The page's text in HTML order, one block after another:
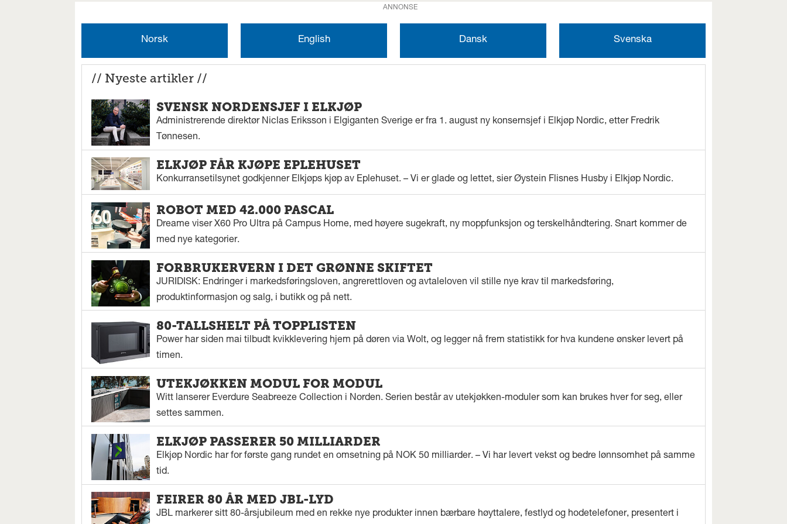
ANNONSE
Norsk English Dansk Svenska
// Nyeste artikler //
SVENSK NORDENSJEF I ELKJØP
Administrerende direktør Niclas Eriksson i Elgiganten Sverige er fra 1. august ny konsernsjef i Elkjøp Nordic, etter Fredrik
Tønnesen.
ELKJØP FÅR KJØPE EPLEHUSET
Konkurransetilsynet godkjenner Elkjøps kjøp av Eplehuset. – Vi er glade og lettet, sier Øystein Flisnes Husby i Elkjøp Nordic.
ROBOT MED 42.000 PASCAL
Dreame viser X60 Pro Ultra på Campus Home, med høyere sugekraft, ny moppfunksjon og terskelhåndtering. Snart kommer de
med nye kategorier.
FORBRUKERVERN I DET GRØNNE SKIFTET
JURIDISK: Endringer i markedsføringsloven, angrerettloven og avtaleloven vil stille nye krav til markedsføring,
produktinformasjon og salg, i butikk og på nett.
80-TALLSHELT PÅ TOPPLISTEN
Power har siden mai tilbudt kvikklevering hjem på døren via Wolt, og legger nå frem statistikk for hva kundene ønsker levert på
timen.
UTEKJØKKEN MODUL FOR MODUL
Witt lanserer Everdure Seabreeze Collection i Norden. Serien består av utekjøkken-moduler som kan brukes hver for seg, eller
settes sammen.
ELKJØP PASSERER 50 MILLIARDER
Elkjøp Nordic har for første gang rundet en omsetning på NOK 50 milliarder. – Vi har levert vekst og bedre lønnsomhet på samme
tid.
FEIRER 80 ÅR MED JBL-LYD
JBL markerer sitt 80-årsjubileum med en rekke nye produkter innen bærbare høyttalere, festlyd og hodetelefoner, presentert i